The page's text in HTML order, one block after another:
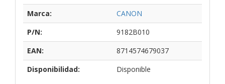
Marca:
CANON
P/N:
9182B010
EAN:
8714574679037
Disponibilidad:
Disponible